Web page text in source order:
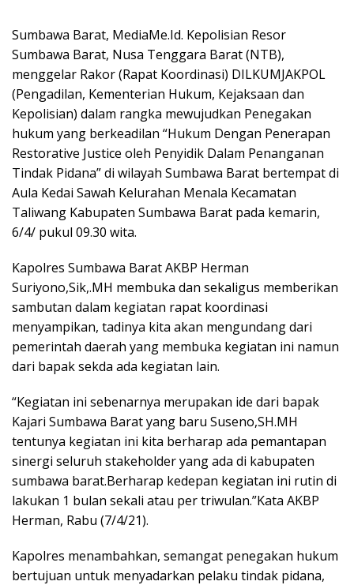
Sumbawa Barat, MediaMe.Id. Kepolisian Resor
Sumbawa Barat, Nusa Tenggara Barat (NTB),
menggelar Rakor (Rapat Koordinasi) DILKUMJAKPOL
(Pengadilan, Kementerian Hukum, Kejaksaan dan
Kepolisian) dalam rangka mewujudkan Penegakan
hukum yang berkeadilan “Hukum Dengan Penerapan
Restorative Justice oleh Penyidik Dalam Penanganan
Tindak Pidana” di wilayah Sumbawa Barat bertempat di
Aula Kedai Sawah Kelurahan Menala Kecamatan
Taliwang Kabupaten Sumbawa Barat pada kemarin,
6/4/ pukul 09.30 wita.
Kapolres Sumbawa Barat AKBP Herman
Suriyono,Sik,.MH membuka dan sekaligus memberikan
sambutan dalam kegiatan rapat koordinasi
menyampikan, tadinya kita akan mengundang dari
pemerintah daerah yang membuka kegiatan ini namun
dari bapak sekda ada kegiatan lain.
“Kegiatan ini sebenarnya merupakan ide dari bapak
Kajari Sumbawa Barat yang baru Suseno,SH.MH
tentunya kegiatan ini kita berharap ada pemantapan
sinergi seluruh stakeholder yang ada di kabupaten
sumbawa barat.Berharap kedepan kegiatan ini rutin di
lakukan 1 bulan sekali atau per triwulan.”Kata AKBP
Herman, Rabu (7/4/21).
Kapolres menambahkan, semangat penegakan hukum
bertujuan untuk menyadarkan pelaku tindak pidana,